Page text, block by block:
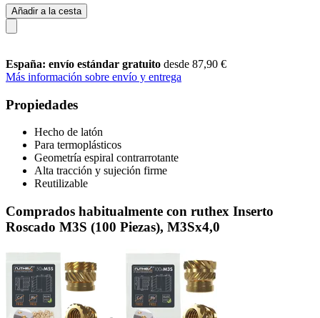
Añadir a la cesta
España: envío estándar gratuito desde 87,90 €
Más información sobre envío y entrega
Propiedades
Hecho de latón
Para termoplásticos
Geometría espiral contrarrotante
Alta tracción y sujeción firme
Reutilizable
Comprados habitualmente con ruthex Inserto
Roscado M3S (100 Piezas), M3Sx4,0